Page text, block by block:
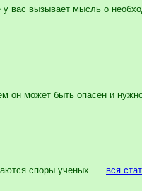
вас вызывает мысль о
он может быть опасен и
споры ученых. ... вся